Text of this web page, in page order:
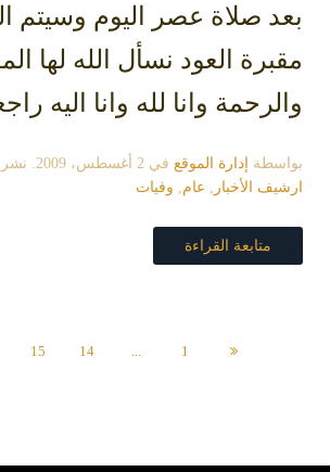
بعد صلاة عصر اليوم وسيتم
مقبرة العود نسأل الله لها
والرحمة وانا لله وانا اليه
بواسطة إدارة الموقع في 2 أغسطس، 2009 .
ارشيف الأخبار
عام وفيات
متابعة القراءة
1
14
15